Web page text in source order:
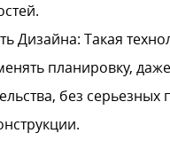
Дизайна: Такая
планировку,
без серьезных